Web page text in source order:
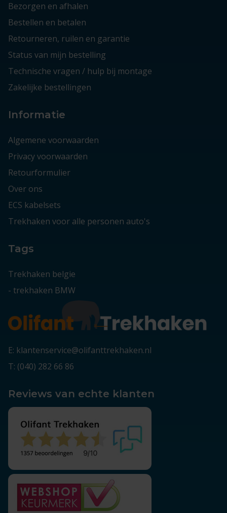
Bezorgen en afhalen
Bestellen en betalen
Retourneren, ruilen en garantie
Status van mijn bestelling
Technische vragen / hulp bij montage
Zakelijke bestellingen
Informatie
Algemene voorwaarden
Privacy voorwaarden
Retourformulier
Over ons
ECS kabelsets
Trekhaken voor alle personen auto's
Tags
Trekhaken belgie
- trekhaken BMW
E: klantenservice@olifanttrekhaken.nl
T: (040) 282 66 86
Reviews van echte klanten